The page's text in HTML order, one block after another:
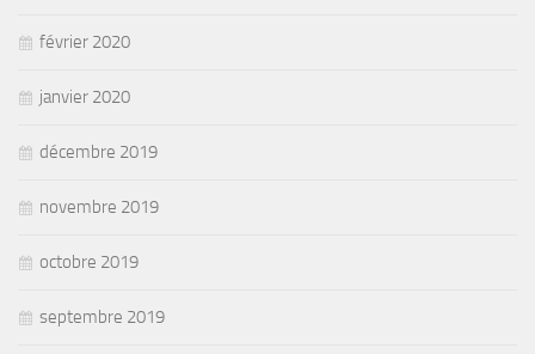
février 2020
janvier 2020
décembre 2019
novembre 2019
octobre 2019
septembre 2019